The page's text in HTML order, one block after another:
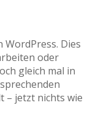
Dies
oder
gleich mal in
– jetzt nichts wie